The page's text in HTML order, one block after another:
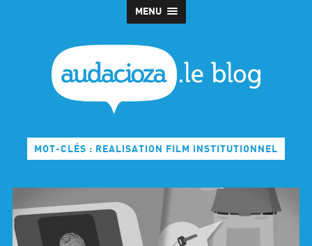
MENU
MOT-CLÉS : REALISATION FILM INSTITUTIONNEL